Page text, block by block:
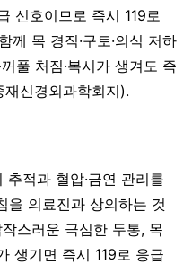
신호이므로 즉시 119로
께 목 경직·구토·의식 저하
풀 처짐·복시가 생겨도 즉
신경외과학회지).
적과 혈압·금연 관리를
을 의료진과 상의하는 것
스러운 극심한 두통, 목
생기면 즉시 119로 응급